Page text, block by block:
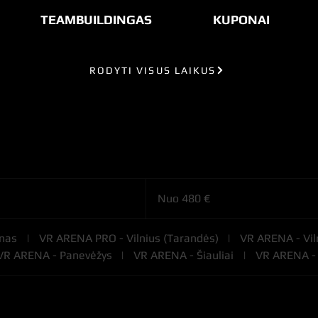
TEAMBUILDINGAS KUPONAI
eurųNuo 480 €
| VR ARENA PRO - Vilnius (Tarandės) |
VR ARENA -
ARENA - Panevėžys | VR ARENA - Šiauliai | VR ARENA
RODYTI VISUS LAIKUS